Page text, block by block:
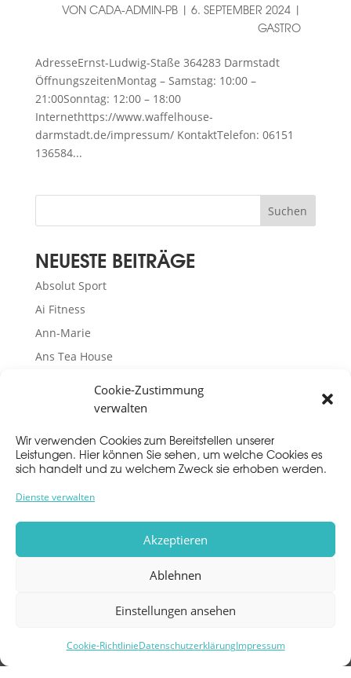
Cookie-Zustimmung
verwalten
Wir verwenden Cookies zum Bereitstellen unserer
Leistungen. Hier können Sie sehen, um welche Cookies es
sich handelt und zu welchem Zweck sie erhoben werden.
Dienste verwalten
Akzeptieren
Ablehnen
Einstellungen ansehen
Cookie-RichtlinieDatenschutzerklärungImpressum
VONCADA-ADMIN-PB |6. SEPTEMBER 2024 |
GASTRO
AdresseErnst-Ludwig-Staße 364283 Darmstadt
ÖffnungszeitenMontag – Samstag: 10:00 –
21:00Sonntag: 12:00 – 18:00
Internethttps://www.waffelhouse-
darmstadt.de/impressum/ KontaktTelefon: 06151
136584...
Suchen
NEUESTE BEITRÄGE
Absolut Sport
Ai Fitness
Ann-Marie
Ans Tea House
NEUESTE KOMMENTARE
Es sind keine Kommentare vorhanden.
Im Carree 3